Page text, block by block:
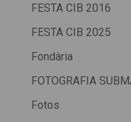
FESTA CIB 2016
FESTA CIB 2025
Fondària
FOTOGRAFIA
Fotos